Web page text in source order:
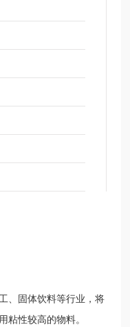
固体饮料等行业，将
粘性较高的物料。